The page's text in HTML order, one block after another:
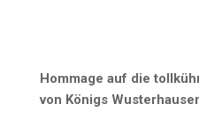
Hommage auf die
von Königs